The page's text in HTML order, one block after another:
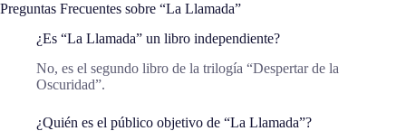
Preguntas Frecuentes sobre “La Llamada”
¿Es “La Llamada” un libro independiente?
No, es el segundo libro de la trilogía “Despertar de la
Oscuridad”.
¿Quién es el público objetivo de “La Llamada”?